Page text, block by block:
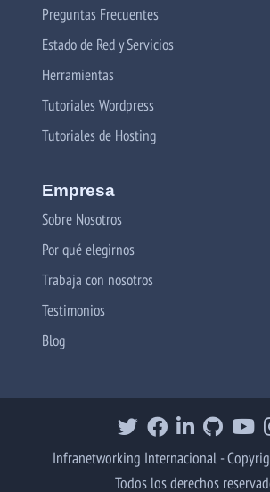
Preguntas Frecuentes
Estado de Red y Servicios
Herramientas
Tutoriales Wordpress
Tutoriales de Hosting
Empresa
Sobre Nosotros
Por qué elegirnos
Trabaja con nosotros
Testimonios
Blog
Infranetworking Internacional -
Todos los derechos